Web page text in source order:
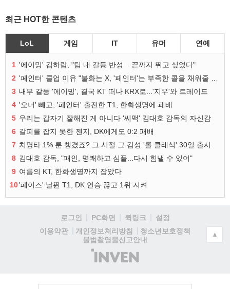
최근 HOT한 콘텐츠
LoL 게임 IT 유머 연예
1 '에이밍' 김하람, "팀 내 갈등 반성... 끝까지 뛰고 싶었다"
2
3 내부 갈등 '에이밍', 결국 KT 떠나 KRX로...'지우'와 트레이드
4 '오너' 빼고, '페인터' 출전한 T1, 한화생명에 패배
5 우리는 갑자기 잘해진 게 아니다 '씨맥' 김대호 감독의 자신감
6 갈피를 잡지 못한 젠지, DK에게도 0:2 패배
7 치명타 1% 룬 챙겼죠? 그 시절 그 감성 '롤 클래식' 30일 출시
8 김대호 감독, "패인, 명쾌하고 심플...다시 힘낼 수 있어"
9 여름의 KT, 한화생명까지 잡았다
10'페이즈' 날뛴 T1, DK 연승 끊고 1위 지켜
로그인 PC화면 퀵링크
설정
이용약관
개인정보처리방침
청소년보호정책
불법촬영물신고안내
(주)
인
▲